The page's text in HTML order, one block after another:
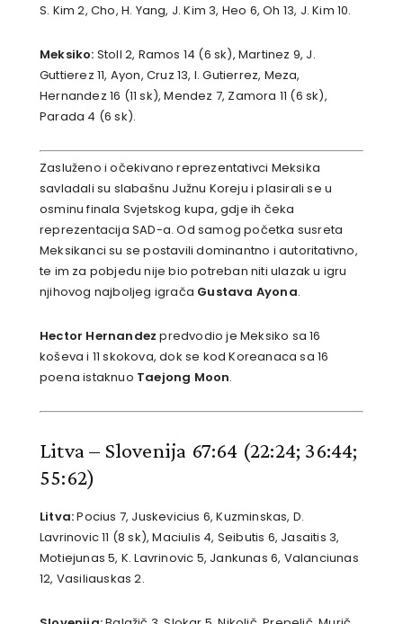
S. Kim 2, Cho, H. Yang, J. Kim 3, Heo 6, Oh 13, J. Kim 10.
Meksiko: Stoll 2, Ramos 14 (6 sk), Martinez 9, J.
Guttierez 11, Ayon, Cruz 13, I. Gutierrez, Meza,
Hernandez 16 (11 sk), Mendez 7, Zamora 11 (6 sk),
Parada 4 (6 sk).
Zasluženo i očekivano reprezentativci Meksika
savladali su slabašnu Južnu Koreju i plasirali se u
osminu finala Svjetskog kupa, gdje ih čeka
reprezentacija SAD-a. Od samog početka susreta
Meksikanci su se postavili dominantno i autoritativno,
te im za pobjedu nije bio potreban niti ulazak u igru
njihovog najboljeg igrača Gustava Ayona.
Hector Hernandez predvodio je Meksiko sa 16
koševa i 11 skokova, dok se kod Koreanaca sa 16
poena istaknuo Taejong Moon.
Litva – Slovenija 67:64 (22:24; 36:44;
55:62)
Litva:Pocius 7, Juskevicius 6, Kuzminskas, D.
Lavrinovic 11 (8 sk), Maciulis 4, Seibutis 6, Jasaitis 3,
Motiejunas 5, K. Lavrinovic 5, Jankunas 6, Valanciunas
12, Vasiliauskas 2.